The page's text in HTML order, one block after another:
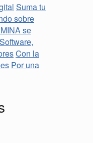
Suma tu
sobre
se
Con la
Por una